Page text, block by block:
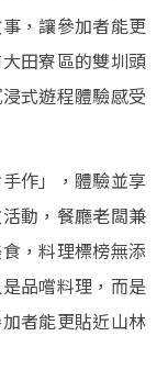
，讓參加者能更
田寮區的雙圳頭
式遊程體驗感受
作」，體驗並享
動，餐廳老闆兼
，料理標榜無添
品嚐料理，而是
者能更貼近山林